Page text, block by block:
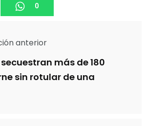
0
anterior
más de 180
sin rotular de una